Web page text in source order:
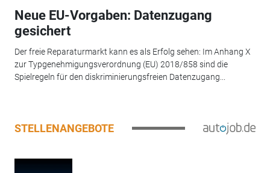
Neue EU-Vorgaben: Datenzugang
gesichert
Der freie Reparaturmarkt kann es als Erfolg sehen: Im Anhang X
zur Typgenehmigungsverordnung (EU) 2018/858 sind die
Spielregeln für den diskriminierungsfreien Datenzugang...
STELLENANGEBOTE